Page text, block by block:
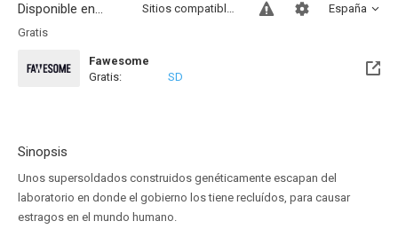
Disponible en... España
Sitios compatibles
Gratis
Fawesome
Gratis:
SD
Sinopsis
Unos supersoldados construidos genéticamente escapan del
laboratorio en donde el gobierno los tiene recluídos, para causar
estragos en el mundo humano.